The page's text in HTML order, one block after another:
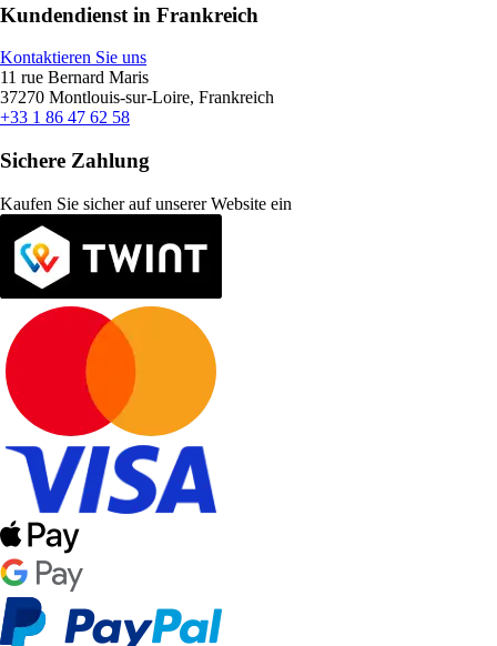
Kundendienst in Frankreich
Kontaktieren Sie uns
11 rue Bernard Maris
37270 Montlouis-sur-Loire, Frankreich
+33 1 86 47 62 58
Sichere Zahlung
Kaufen Sie sicher auf unserer Website ein